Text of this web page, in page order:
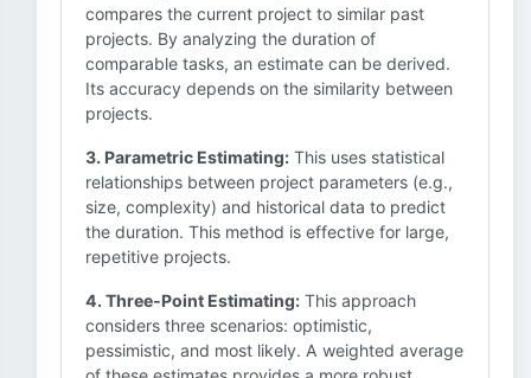
compares the current project to similar past
projects. By analyzing the duration of
comparable tasks, an estimate can be derived.
Its accuracy depends on the similarity between
projects.
3. Parametric Estimating: This uses statistical
relationships between project parameters (e.g.,
size, complexity) and historical data to predict
the duration. This method is effective for large,
repetitive projects.
4. Three-Point Estimating: This approach
considers three scenarios: optimistic,
pessimistic, and most likely. A weighted average